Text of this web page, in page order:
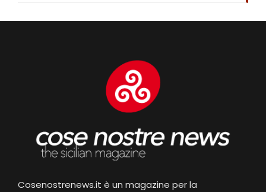
Cosenostrenews.it è un magazine per la